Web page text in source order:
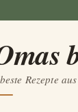
Rezepte